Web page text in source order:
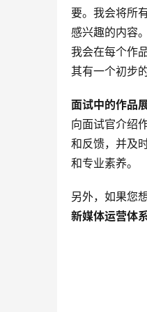
要。我会将所
感兴趣的内容
我会在每个作
其有一个初步
面试中的作品
向面试官介绍
和反馈，并及
和专业素养。
另外，如果您
新媒体运营体